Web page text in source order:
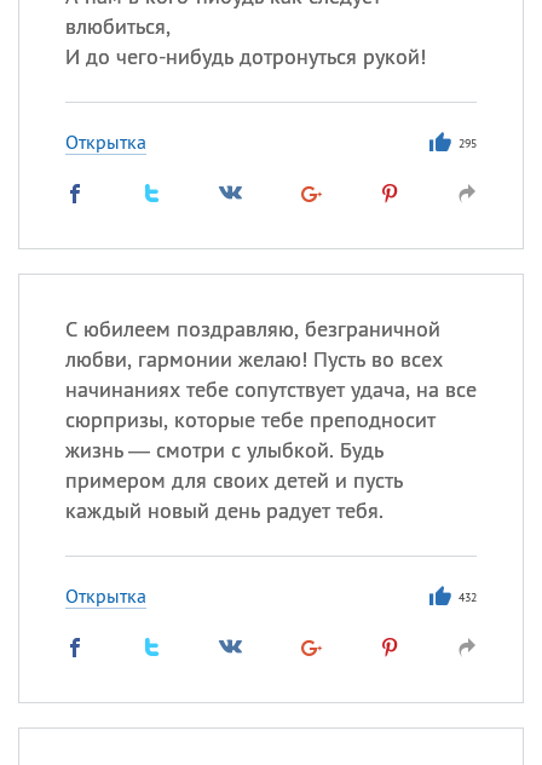
влюбиться,
И до чего-нибудь дотронуться рукой!
Открытка 295
С юбилеем поздравляю, безграничной
любви, гармонии желаю! Пусть во всех
начинаниях тебе сопутствует удача, на все
сюрпризы, которые тебе преподносит
жизнь — смотри с улыбкой. Будь
примером для своих детей и пусть
каждый новый день радует тебя.
Открытка 432